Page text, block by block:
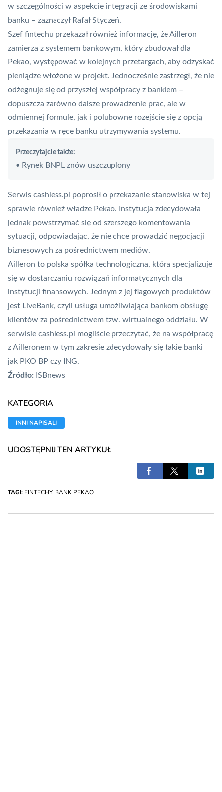
w szczególności w aspekcie integracji ze środowiskami
banku – zaznaczył Rafał Styczeń.
Szef fintechu przekazał również informację, że Ailleron
zamierza z systemem bankowym, który zbudował dla
Pekao, występować w kolejnych przetargach, aby odzyskać
pieniądze włożone w projekt. Jednocześnie zastrzegł, że nie
odżegnuje się od przyszłej współpracy z bankiem –
dopuszcza zarówno dalsze prowadzenie prac, ale w
odmiennej formule, jak i polubowne rozejście się z opcją
przekazania w ręce banku utrzymywania systemu.
Przeczytajcie także:
• Rynek BNPL znów uszczuplony
Serwis cashless.pl poprosił o przekazanie stanowiska w tej
sprawie również władze Pekao. Instytucja zdecydowała
jednak powstrzymać się od szerszego komentowania
sytuacji, odpowiadając, że nie chce prowadzić negocjacji
biznesowych za pośrednictwem mediów.
Ailleron to polska spółka technologiczna, która specjalizuje
się w dostarczaniu rozwiązań informatycznych dla
instytucji finansowych. Jednym z jej flagowych produktów
jest LiveBank, czyli usługa umożliwiająca bankom obsługę
klientów za pośrednictwem tzw. wirtualnego oddziału. W
serwisie cashless.pl mogliście przeczytać, że na współpracę
z Ailleronem w tym zakresie zdecydowały się takie banki
jak PKO BP czy ING.
Źródło: ISBnews
KATEGORIA
INNI NAPISALI
UDOSTĘPNIJ TEN ARTYKUŁ
TAGI: FINTECHY, BANK PEKAO